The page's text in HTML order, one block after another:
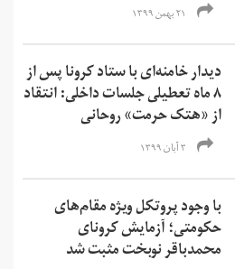
۲۱ بهمن ۱۳۹۹
دیدار خامنه‌ای با ستاد کرونا پس از
۸ ماه تعطیلی جلسات داخلی: انتقاد
از «هتک حرمت» روحانی
۳ آبان ۱۳۹۹
با وجود پروتکل ویژه مقام‌های
حکومتی؛ آزمایش کرونای
محمدباقر نوبخت مثبت شد